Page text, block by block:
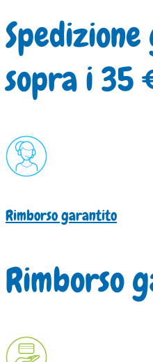
sopra i 35
Rimborso garantito
Rimborso